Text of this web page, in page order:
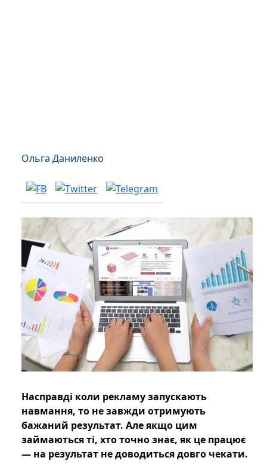
Ольга Даниленко
Насправді коли рекламу запускають
навмання, то не завжди отримують
бажаний результат. Але якщо цим
займаються ті, хто точно знає, як це працює
— на результат не доводиться довго чекати.